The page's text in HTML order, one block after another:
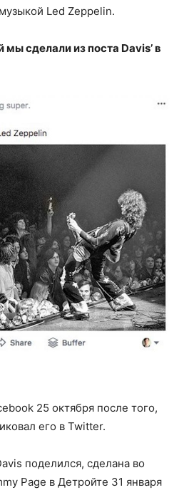
Led Zeppelin.
сделали из поста Davis’ в
25 октября после того,
его в Twitter.
поделился, сделана во
Page в Детройте 31 января